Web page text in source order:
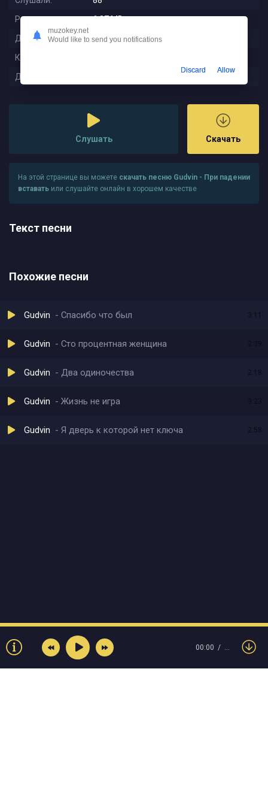
Размер:
6.37 MB
Длительность:
2:46
Качество:
Дата релиза:
Слушать Скачать
На этой странице вы можете скачать песню Gudvin - При падении
вставать или слушайте онлайн в хорошем качестве
Текст песни
Похожие песни
Gudvin Спасибо что был 3:11
Gudvin Сто процентная женщина
Gudvin Два одиночества 2:18
Gudvin Жизнь не игра
Gudvin Я дверь к которой нет ключа 2:58
00:00 …
muzokey.net
Would like to send you notifications
Discard Allow